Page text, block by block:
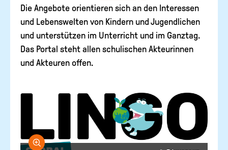
Die Angebote orientieren sich an den Interessen
und Lebenswelten von Kindern und Jugendlichen
und unterstützen im Unterricht und im Ganztag.
Das Portal steht allen schulischen Akteurinnen
und Akteuren offen.
Bild vergrößern